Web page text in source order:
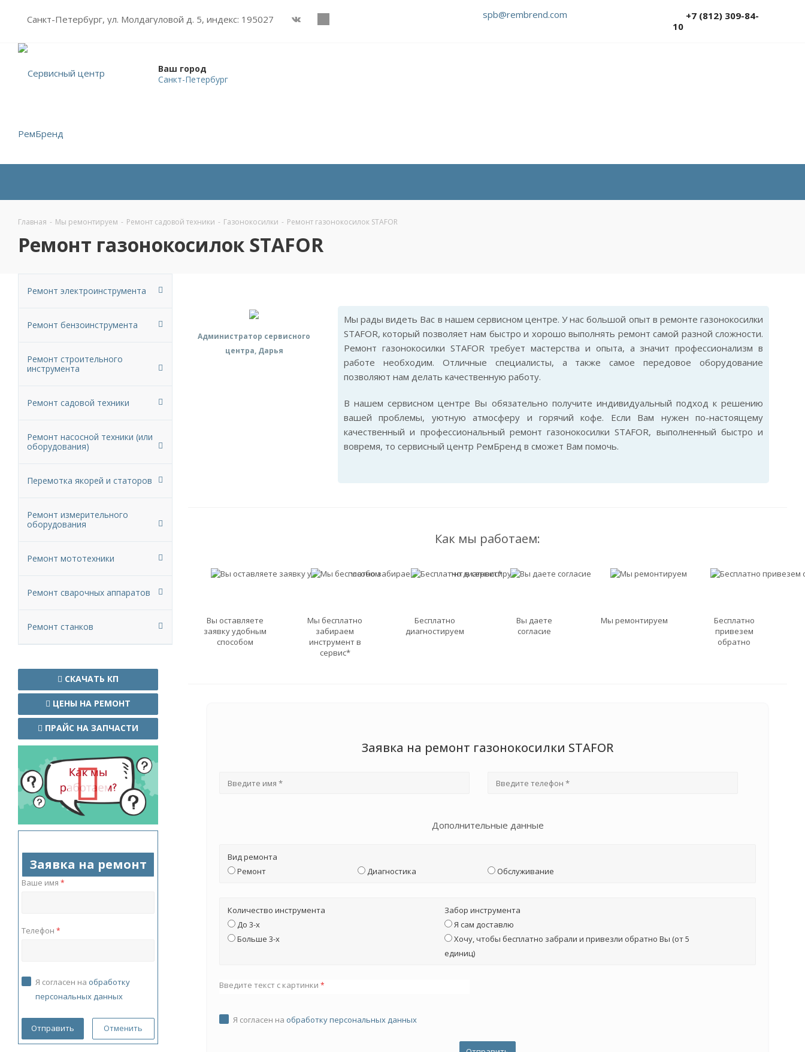
Санкт-Петербург, ул. Молдагуловой д. 5, индекс: 195027 spb@rembrend.com
+7 (812) 309-84-
10
Ваш город
Санкт-Петербург
Главная - Мы ремонтируем - Ремонт садовой техники - Газонокосилки - Ремонт газонокосилок STAFOR
Ремонт газонокосилок STAFOR
Администратор сервисного
центра, Дарья
Мы рады видеть Вас в нашем сервисном центре. У нас большой опыт в ремонте газонокосилки
STAFOR, который позволяет нам быстро и хорошо выполнять ремонт самой разной сложности.
Ремонт газонокосилки STAFOR требует мастерства и опыта, а значит профессионализм в
работе необходим. Отличные специалисты, а также самое передовое оборудование
позволяют нам делать качественную работу.
В нашем сервисном центре Вы обязательно получите индивидуальный подход к решению
вашей проблемы, уютную атмосферу и горячий кофе. Если Вам нужен по-настоящему
качественный и профессиональный ремонт газонокосилки STAFOR, выполненный быстро и
вовремя, то сервисный центр РемБренд в сможет Вам помочь.
Как мы работаем:
Вы оставляете
заявку удобным
способом
Мы бесплатно
забираем
инструмент в
сервис*
Бесплатно
диагностируем
Вы даете
согласие
Мы ремонтируем
Бесплатно
привезем
обратно
Заявка на ремонт газонокосилки STAFOR
Дополнительные данные
Вид ремонта
Ремонт
Диагностика Обслуживание
Количество инструмента
До 3-х
Больше 3-х
Забор инструмента
Я сам доставлю
Хочу, чтобы бесплатно забрали и привезли обратно Вы (от 5
единиц)
Введите текст с картинки *
Я согласен на обработку персональных данных
Ремонт электроинструмента
Ремонт бензоинструмента
Ремонт строительного
инструмента
Ремонт садовой техники
Ремонт насосной техники (или
оборудования)
Перемотка якорей и статоров
Ремонт измерительного
оборудования
Ремонт мототехники
Ремонт сварочных аппаратов
Ремонт станков
СКАЧАТЬ КП
ЦЕНЫ НА РЕМОНТ
ПРАЙС НА ЗАПЧАСТИ
Заявка на ремонт
Ваше имя *
Телефон *
Я согласен на обработку
персональных данных
Отменить